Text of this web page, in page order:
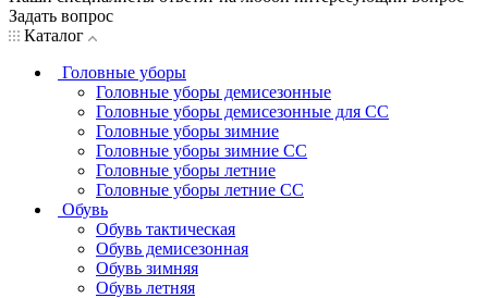
Задать вопрос
Каталог
Головные уборы
Головные уборы демисезонные
Головные уборы демисезонные для СС
Головные уборы зимние
Головные уборы зимние СС
Головные уборы летние
Головные уборы летние СС
Обувь
Обувь тактическая
Обувь демисезонная
Обувь зимняя
Обувь летняя